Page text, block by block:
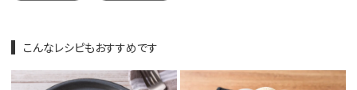
こんなレシピもおすすめです